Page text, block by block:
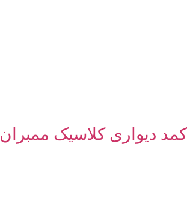
کمد دیواری کلاسیک ممبران